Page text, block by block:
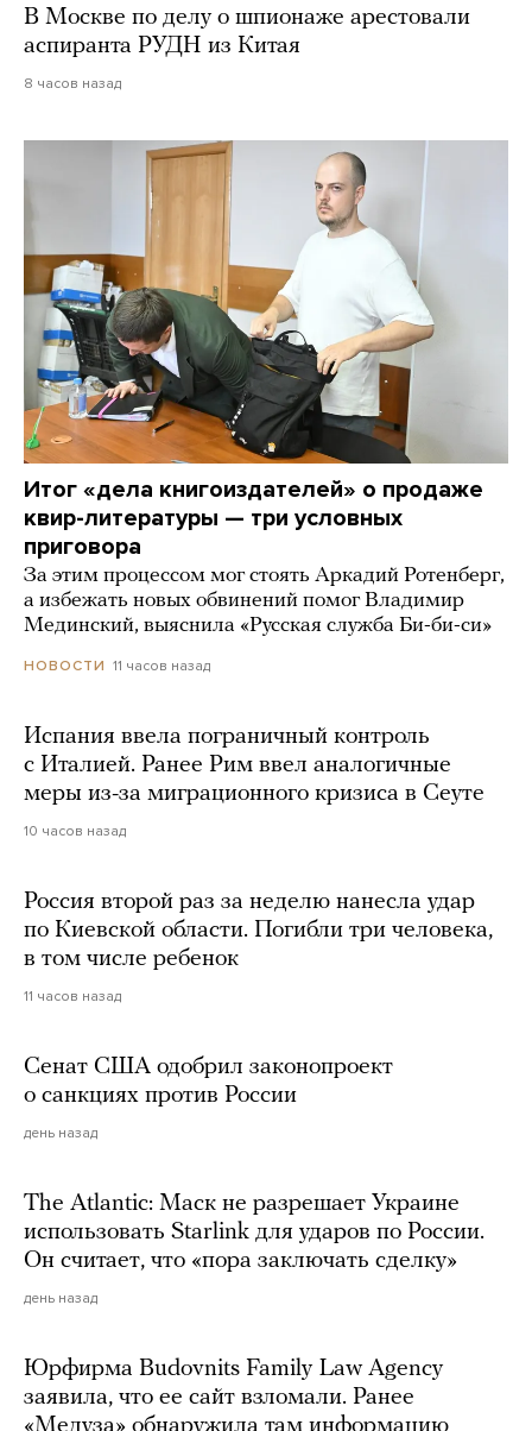
В Москве по делу о шпионаже арестовали
аспиранта РУДН из Китая
8 часов назад
Итог «дела книгоиздателей» о продаже
квир-литературы — три условных
приговора
За этим процессом мог стоять Аркадий Ротенберг,
а избежать новых обвинений помог Владимир
Мединский, выяснила «Русская служба Би-би-си»
НОВОСТИ 11 часов назад
Испания ввела пограничный контроль
с Италией. Ранее Рим ввел аналогичные
меры из-за миграционного кризиса в Сеуте
10 часов назад
Россия второй раз за неделю нанесла удар
по Киевской области. Погибли три человека,
в том числе ребенок
11 часов назад
Сенат США одобрил законопроект
о санкциях против России
день назад
The Atlantic: Маск не разрешает Украине
использовать Starlink для ударов по России.
Он считает, что «пора заключать сделку»
день назад
Юрфирма Budovnits Family Law Agency
заявила, что ее сайт взломали. Ранее
«Медуза» обнаружила там информацию